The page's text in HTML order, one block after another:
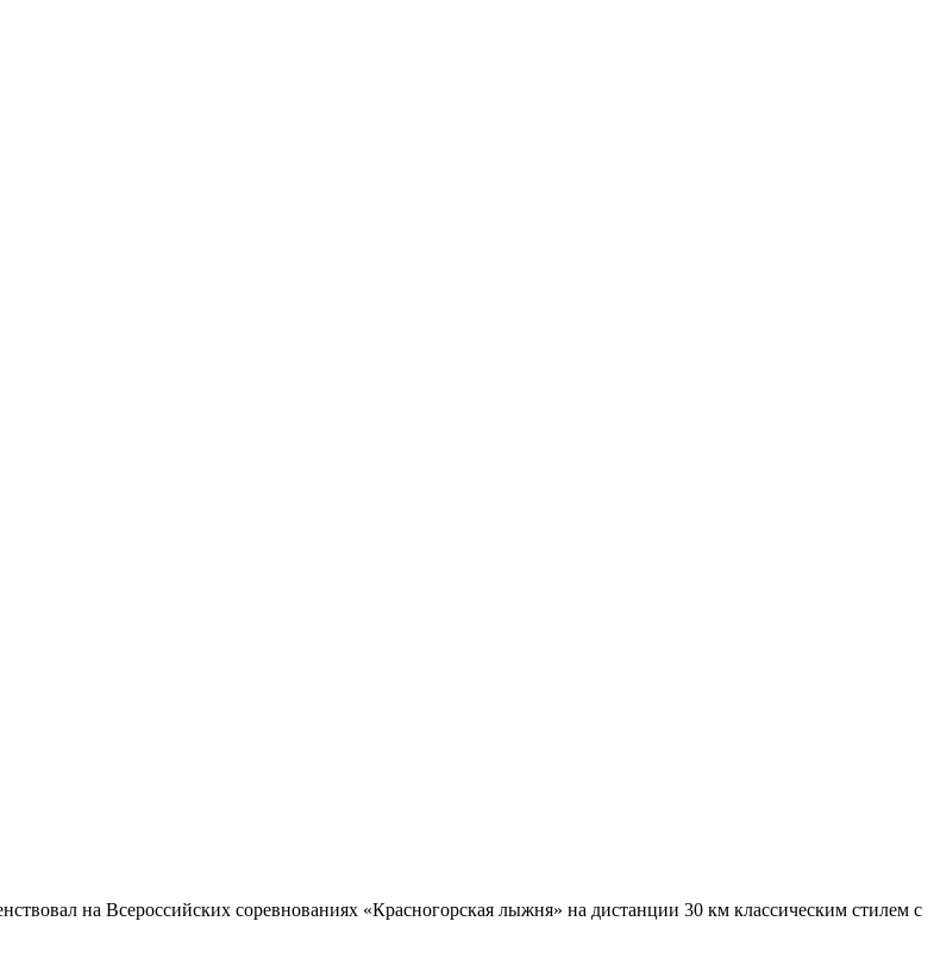
на Всероссийских соревнованиях «Красногорская лыжня» на дистанции 30 км классическим стилем с